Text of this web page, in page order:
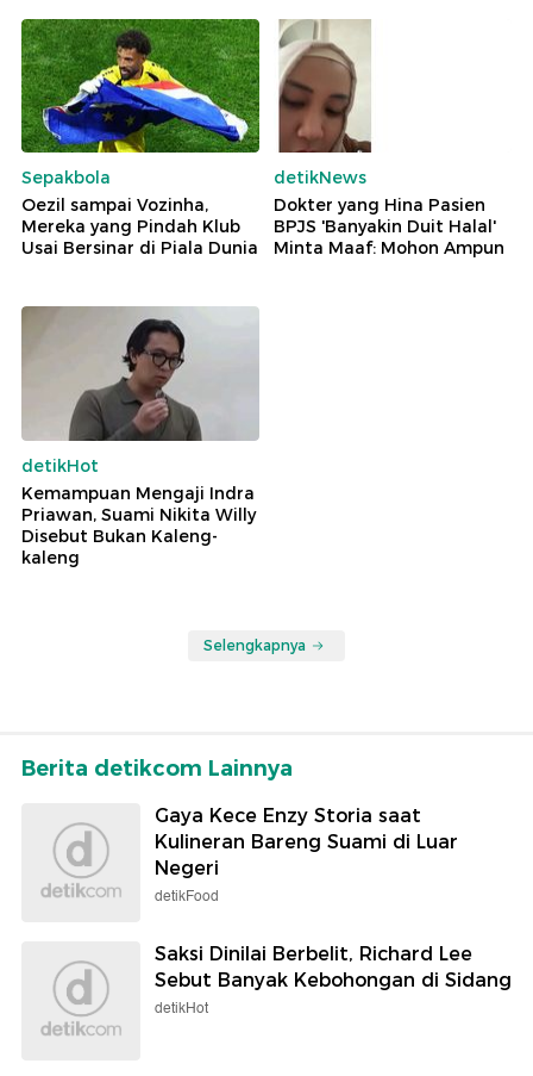
Sepakbola
Oezil sampai Vozinha,
Mereka yang Pindah Klub
Usai Bersinar di Piala Dunia
detikNews
Dokter yang Hina Pasien
BPJS 'Banyakin Duit Halal'
Minta Maaf: Mohon Ampun
detikHot
Kemampuan Mengaji Indra
Priawan, Suami Nikita Willy
Disebut Bukan Kaleng-
kaleng
Selengkapnya
Berita detikcom Lainnya
Gaya Kece Enzy Storia saat
Kulineran Bareng Suami di Luar
Negeri
detikFood
Saksi Dinilai Berbelit, Richard Lee
Sebut Banyak Kebohongan di Sidang
detikHot